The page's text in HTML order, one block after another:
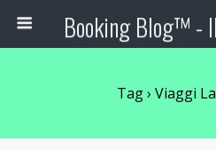
Tag › Viaggi